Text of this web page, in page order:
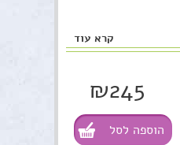
קרא עוד
₪245
הוספה לסל